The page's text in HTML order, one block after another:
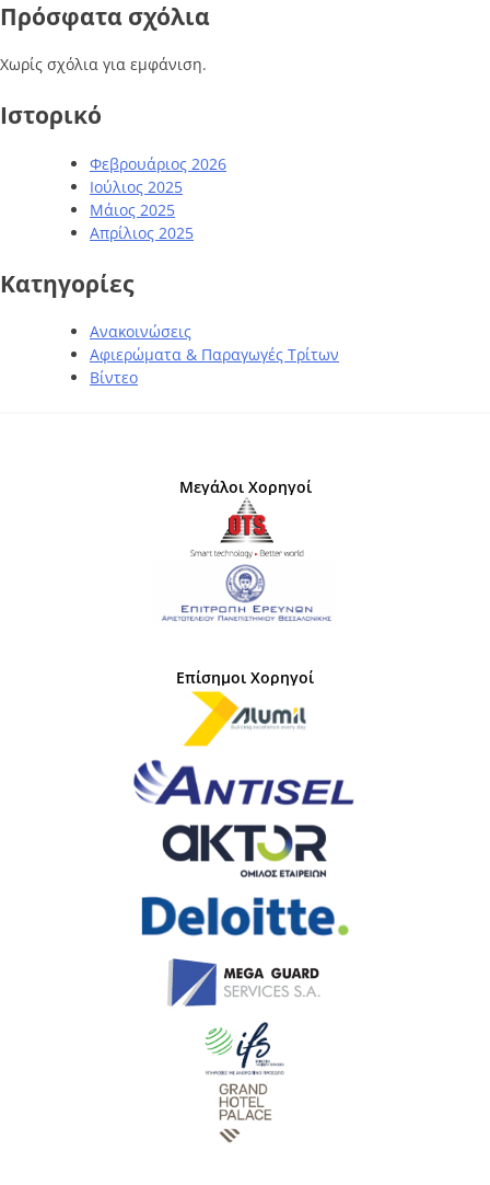
Πρόσφατα σχόλια
Χωρίς σχόλια για εμφάνιση.
Ιστορικό
Φεβρουάριος 2026
Ιούλιος 2025
Μάιος 2025
Απρίλιος 2025
Kατηγορίες
Ανακοινώσεις
Αφιερώματα & Παραγωγές Τρίτων
Βίντεο
Μεγάλοι Χορηγοί
Επίσημοι Χορηγοί